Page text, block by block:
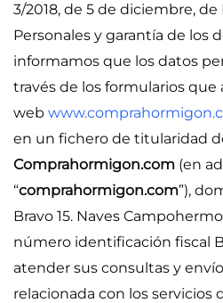
3/2018, de 5 de diciembre,
Personales y garantía de los
informamos que los datos
través de los formularios que
web
en un fichero de titularidad
Comprahormigon.com (en
“comprahormigon.com”),
Bravo 15. Naves
número identificación fiscal
atender sus consultas y
relacionada con los servicios